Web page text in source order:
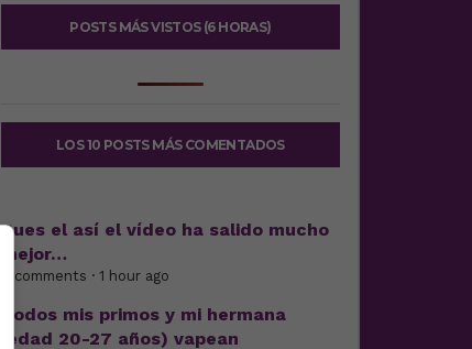
POSTS MÁS VISTOS (6 HORAS)
LOS 10 POSTS MÁS COMENTADOS
Pues el así el vídeo ha salido mucho
mejor…
2 comments · 1 hour ago
Todos mis primos y mi hermana
(edad 20-27 años) vapean